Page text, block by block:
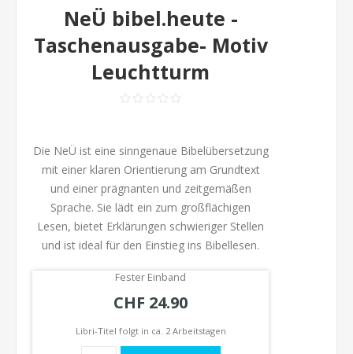
NeÜ bibel.heute -
Taschenausgabe- Motiv
Leuchtturm
Die NeÜ ist eine sinngenaue Bibelübersetzung
mit einer klaren Orientierung am Grundtext
und einer prägnanten und zeitgemäßen
Sprache. Sie lädt ein zum großflächigen
Lesen, bietet Erklärungen schwieriger Stellen
und ist ideal für den Einstieg ins Bibellesen.
Fester Einband
CHF 24.90
Libri-Titel folgt in ca. 2 Arbeitstagen